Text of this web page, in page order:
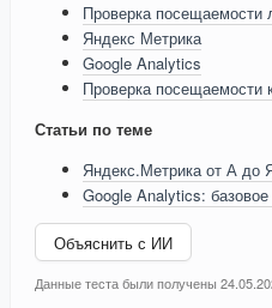
Проверка посещаемости
Яндекс Метрика
Google Analytics
Проверка посещаемости
Статьи по теме
Яндекс.Метрика от А до
Google Analytics: базовое
Объяснить с ИИ
Данные теста были получены